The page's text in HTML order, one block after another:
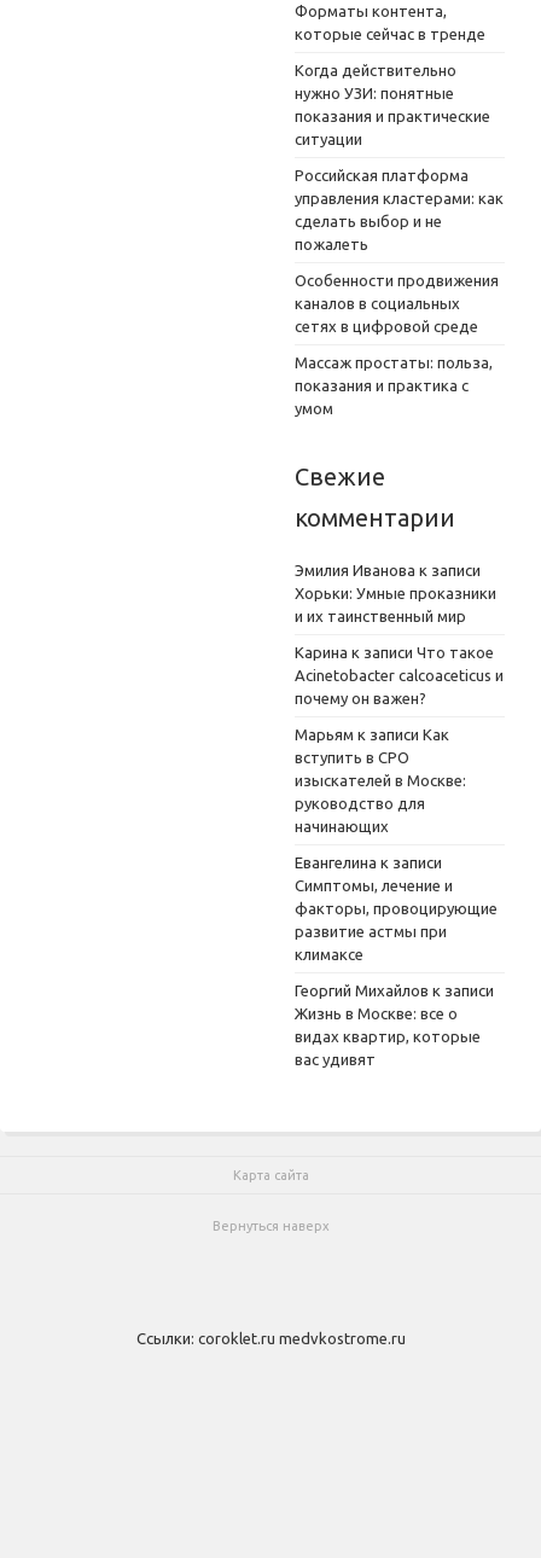
Форматы контента,
которые сейчас в тренде
Когда действительно
нужно УЗИ: понятные
показания и практические
ситуации
Российская платформа
управления кластерами: как
сделать выбор и не
пожалеть
Особенности продвижения
каналов в социальных
сетях в цифровой среде
Массаж простаты: польза,
показания и практика с
умом
Свежие
комментарии
Эмилия Иванова к записи
Хорьки: Умные проказники
и их таинственный мир
Карина к записи Что такое
Acinetobacter calcoaceticus и
почему он важен?
Марьям к записи Как
вступить в СРО
изыскателей в Москве:
руководство для
начинающих
Евангелина к записи
Симптомы, лечение и
факторы, провоцирующие
развитие астмы при
климаксе
Георгий Михайлов к записи
Жизнь в Москве: все о
видах квартир, которые
вас удивят
Карта сайта
Вернуться наверх
Ссылки: coroklet.ru medvkostrome.ru